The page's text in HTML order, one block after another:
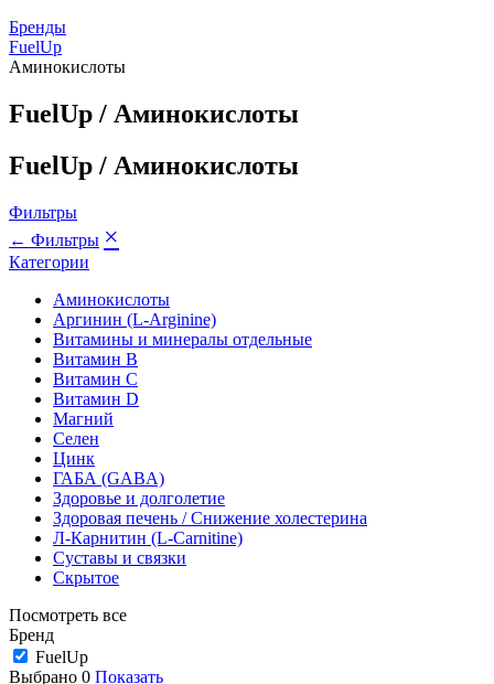
Бренды
FuelUp
Аминокислоты
FuelUp / Аминокислоты
FuelUp / Аминокислоты
Фильтры
← Фильтры ×
Категории
Аминокислоты
Аргинин (L-Arginine)
Витамины и минералы отдельные
Витамин B
Витамин C
Витамин D
Магний
Селен
Цинк
ГАБА (GABA)
Здоровье и долголетие
Здоровая печень / Cнижение холестерина
Л-Карнитин (L-Сarnitine)
Суставы и связки
Скрытое
Посмотреть все
Бренд
FuelUp
Выбрано 0 Показать